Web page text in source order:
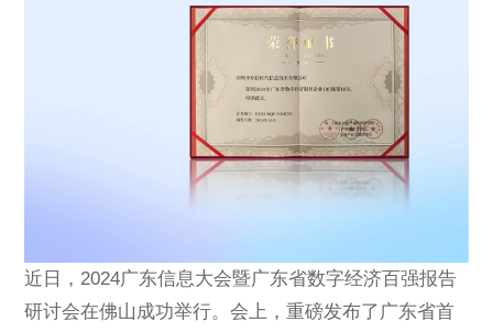
近日，2024广东信息大会暨广东省数字经济百强报告
研讨会在佛山成功举行。会上，重磅发布了广东省首